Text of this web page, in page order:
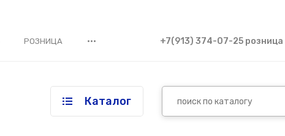
РОЗНИЦА ••• +7(913) 374-07-25 розница
Каталог